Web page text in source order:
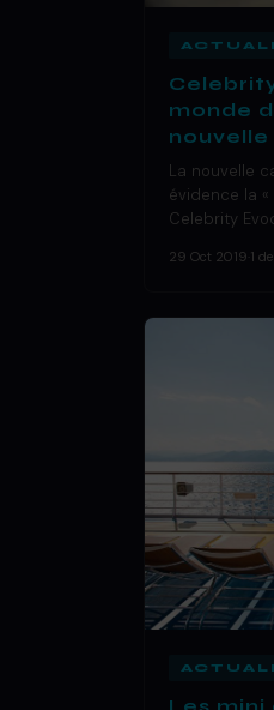
monde
La nouvelle
évidence la
Celebrity
29 Oct 2019 1